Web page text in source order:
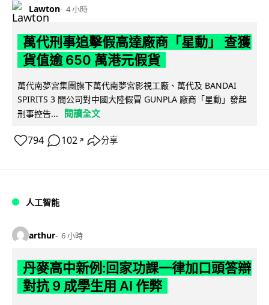
Lawton 4 小時
萬代刑事追擊假高達廠商「星動」 查獲
貨值逾 650 萬港元假貨
萬代南夢宮集團旗下萬代南夢宮影視工廠、萬代及 BANDAI
SPIRITS 3 間公司對中國大陸假冒 GUNPLA 廠商「星動」發起
刑事控告...
閱讀全文
794 102 ↗ 分享
人工智能
arthur 6 小時
丹麥高中新例:回家功課一律加口頭答辯
對抗 9 成學生用 AI 作弊